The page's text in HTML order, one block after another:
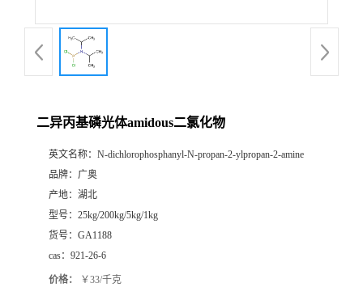
二异丙基磷光体amidous二氯化物
英文名称： N-dichlorophosphanyl-N-propan-2-ylpropan-2-amine
品牌： 广奥
产地： 湖北
型号： 25kg/200kg/5kg/1kg
货号： GA1188
cas： 921-26-6
价格： ￥33/千克